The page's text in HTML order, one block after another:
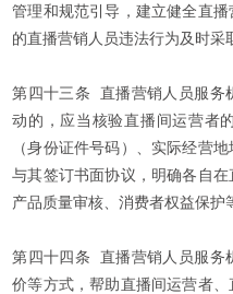
管理和规范引导，建立健全直
的直播营销人员违法行为及时采
第四十三条 直播营销人员服务
动的，应当核验直播间运营者
（身份证件号码）、实际经营
与其签订书面协议，明确各自在
产品质量审核、消费者权益保护
第四十四条 直播营销人员服务
价等方式，帮助直播间运营者